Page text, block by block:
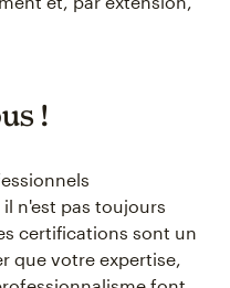
!
n'est pas toujours
certifications sont un
que votre expertise,